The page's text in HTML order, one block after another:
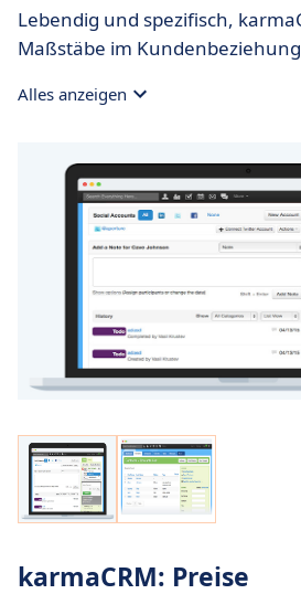
Lebendig und spezifisch,
Maßstäbe im
Alles anzeigen
karmaCRM: Preise